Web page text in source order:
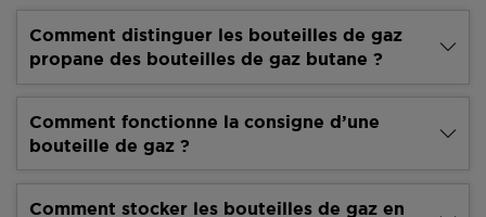
Comment distinguer les bouteilles de gaz
propane des bouteilles de gaz butane ?
Comment fonctionne la consigne d’une
bouteille de gaz ?
Comment stocker les bouteilles de gaz en